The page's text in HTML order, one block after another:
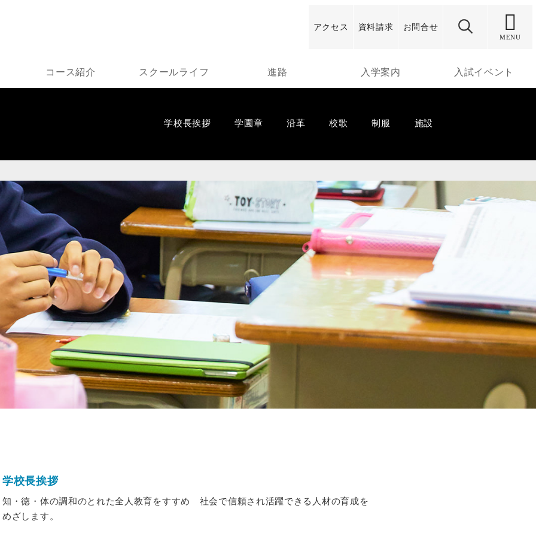
コース紹介 スクールライフ 進路 入学案内 入試イベント
MENU
お問合せ
資料請求
アクセス
学校長挨拶 学園章 沿革 校歌 制服 施設
学校長挨拶
知・徳・体の調和のとれた全人教育をすすめ 社会で信頼され活躍できる人材の育成を
めざします。